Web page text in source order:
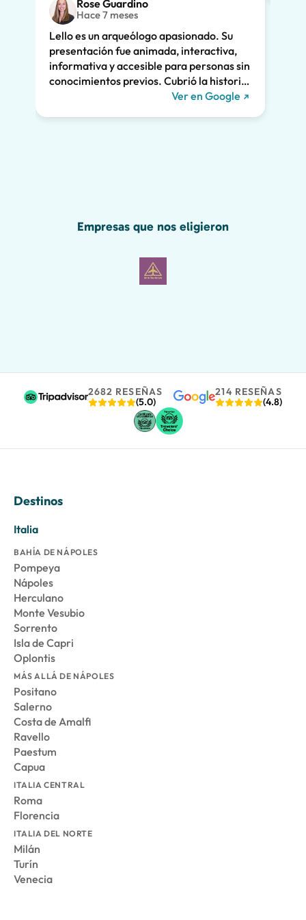
Rose Guardino
Hace 7 meses
Lello es un arqueólogo apasionado. Su
presentación fue animada, interactiva,
informativa y accesible para personas sin
conocimientos previos. Cubrió la historia
de Pompeya y la vinculó a la vida actual.
Ver en Google
Empresas que nos eligieron
2682 RESEÑAS
(5.0)
214 RESEÑAS
(4.8)
Destinos
Italia
BAHÍA DE NÁPOLES
Pompeya
Nápoles
Herculano
Monte Vesubio
Sorrento
Isla de Capri
Oplontis
MÁS ALLÁ DE NÁPOLES
Positano
Salerno
Costa de Amalfi
Ravello
Paestum
Capua
ITALIA CENTRAL
Roma
Florencia
ITALIA DEL NORTE
Milán
Turín
Venecia